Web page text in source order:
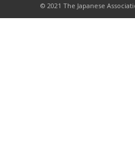
© 2021 The Japanese